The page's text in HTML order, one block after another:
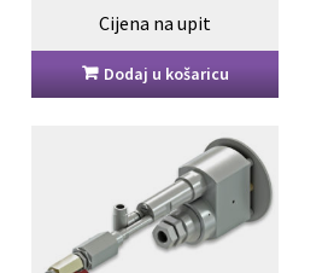
Cijena na upit
Dodaj u košaricu